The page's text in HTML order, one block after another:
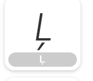
Ļ
Ļ